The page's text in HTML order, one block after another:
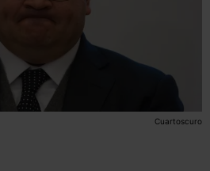
Cuartoscuro